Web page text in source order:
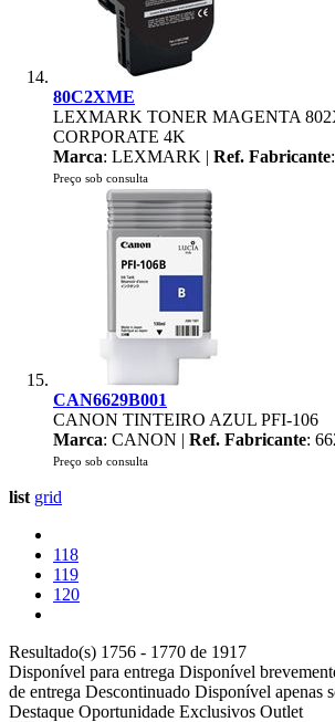
80C2XME
LEXMARK TONER MAGENTA
CORPORATE 4K
Marca: LEXMARK | Ref. Fabricante
Preço sob consulta
CAN6629B001
CANON TINTEIRO AZUL PFI-106
Marca: CANON | Ref. Fabricante:
Preço sob consulta
list grid
118
119
120
Resultado(s) 1756 - 1770 de 1917
Disponível para entrega Disponível
de entrega Descontinuado Disponível apenas
Destaque Oportunidade Exclusivos Outlet